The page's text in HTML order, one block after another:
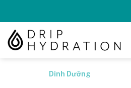
content
Kỉ niệm
Dinh Dưỡng